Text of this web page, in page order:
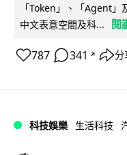
「Token」、「Agent
中文表意空間及科...
閱
787 341 ↗ 分
科技娛樂 生活科技